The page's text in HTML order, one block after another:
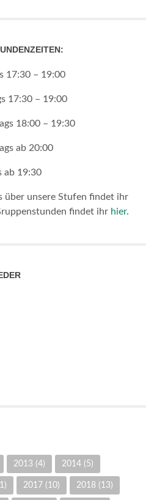
– 19:00
– 19:00
– 19:30
ab 20:00
ab 19:30
über unsere Stufen findet ihr
findet ihr hier.
2013 (4) 2014 (5)
2017 (10) 2018 (13)